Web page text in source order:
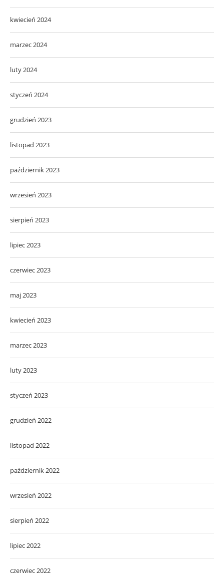
kwiecień 2024
marzec 2024
luty 2024
styczeń 2024
grudzień 2023
listopad 2023
październik 2023
wrzesień 2023
sierpień 2023
lipiec 2023
czerwiec 2023
maj 2023
kwiecień 2023
marzec 2023
luty 2023
styczeń 2023
grudzień 2022
listopad 2022
październik 2022
wrzesień 2022
sierpień 2022
lipiec 2022
czerwiec 2022